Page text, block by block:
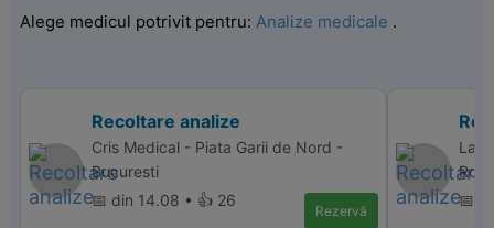
Alege medicul potrivit pentru: Analize medicale .
Recoltare analize
Cris Medical - Piata Garii de Nord -
Bucuresti
📅 din 14.08 • 👍 26
Rezervă
📅